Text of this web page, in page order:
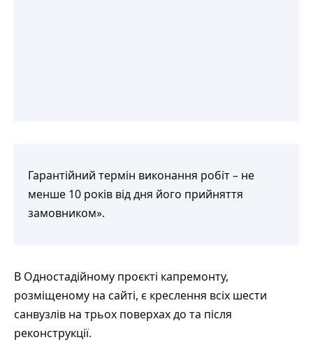
Гарантійний термін виконання робіт – не
менше 10 років від дня його прийняття
замовником».
В Одностадійному проєкті капремонту,
розміщеному на сайті, є креслення всіх шести
санвузлів на трьох поверхах до та після
реконструкції.